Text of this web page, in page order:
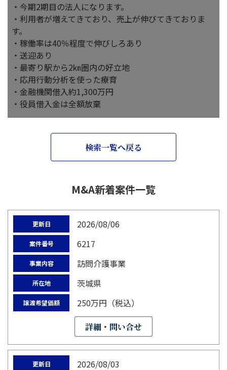
・今期2期目の法人になります。
・利用者が増えてきており、売上が伸びてきておりま
す。
・稼働率は40％程度で伸びしろあり
・送迎あり
・最寄り駅から2㎞圏内の好立地
・応用行動分析を使った療育
・金融機関借入約1,300万円
・役員借入金は全額放棄
検索一覧へ戻る
M&A新着案件一覧
更新日 2026/08/06
案件番号 6217
事業内容 訪問介護事業
所在地 茨城県
譲渡希望価額 250万円（税込）
詳細・問い合せ
更新日 2026/08/03